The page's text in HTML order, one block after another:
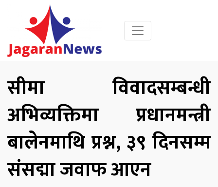
सीमा विवादसम्बन्धी
अभिव्यक्तिमा प्रधानमन्त्री
बालेनमाथि प्रश्न, ३९ दिनसम्म
संसद्मा जवाफ आएन